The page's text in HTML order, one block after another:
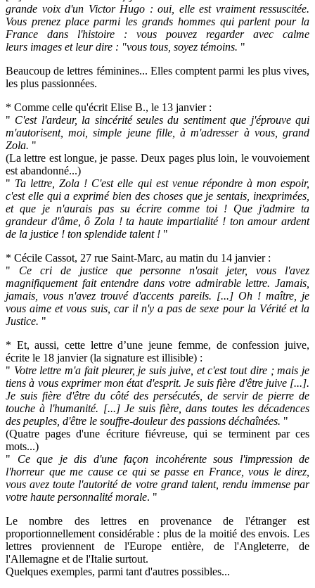
grande voix d'un Victor Hugo : oui, elle est vraiment ressuscitée.
Vous prenez place parmi les grands hommes qui parlent pour la
France dans l'histoire : vous pouvez regarder avec calme
leurs images et leur dire : "vous tous, soyez témoins. "
Beaucoup de lettres féminines... Elles comptent parmi les plus vives,
les plus passionnées.
* Comme celle qu'écrit Elise B., le 13 janvier :
" C'est l'ardeur, la sincérité seules du sentiment que j'éprouve qui
m'autorisent, moi, simple jeune fille, à m'adresser à vous, grand
Zola. "
(La lettre est longue, je passe. Deux pages plus loin, le vouvoiement
est abandonné...)
" Ta lettre, Zola ! C'est elle qui est venue répondre à mon espoir,
c'est elle qui a exprimé bien des choses que je sentais, inexprimées,
et que je n'aurais pas su écrire comme toi ! Que j'admire ta
grandeur d'âme, ô Zola ! ta haute impartialité ! ton amour ardent
de la justice ! ton splendide talent ! "
* Cécile Cassot, 27 rue Saint-Marc, au matin du 14 janvier :
" Ce cri de justice que personne n'osait jeter, vous l'avez
magnifiquement fait entendre dans votre admirable lettre. Jamais,
jamais, vous n'avez trouvé d'accents pareils. [...] Oh ! maître, je
vous aime et vous suis, car il n'y a pas de sexe pour la Vérité et la
Justice. "
* Et, aussi, cette lettre d’une jeune femme, de confession juive,
écrite le 18 janvier (la signature est illisible) :
" Votre lettre m'a fait pleurer, je suis juive, et c'est tout dire ; mais je
tiens à vous exprimer mon état d'esprit. Je suis fière d'être juive [...].
Je suis fière d'être du côté des persécutés, de servir de pierre de
touche à l'humanité. [...] Je suis fière, dans toutes les décadences
des peuples, d'être le souffre-douleur des passions déchaînées. "
(Quatre pages d'une écriture fiévreuse, qui se terminent par ces
mots...)
" Ce que je dis d'une façon incohérente sous l'impression de
l'horreur que me cause ce qui se passe en France, vous le direz,
vous avez toute l'autorité de votre grand talent, rendu immense par
votre haute personnalité morale. "
Le nombre des lettres en provenance de l'étranger est
proportionnellement considérable : plus de la moitié des envois. Les
lettres proviennent de l'Europe entière, de l'Angleterre, de
l'Allemagne et de l'Italie surtout.
Quelques exemples, parmi tant d'autres possibles...